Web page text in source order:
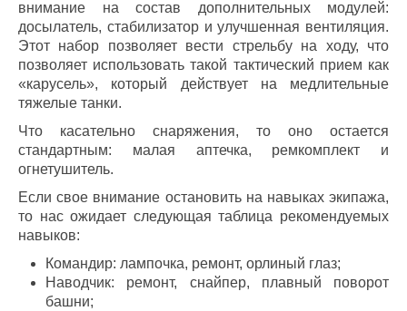
внимание на состав дополнительных модулей:
досылатель, стабилизатор и улучшенная вентиляция.
Этот набор позволяет вести стрельбу на ходу, что
позволяет использовать такой тактический прием как
«карусель», который действует на медлительные
тяжелые танки.
Что касательно снаряжения, то оно остается
стандартным: малая аптечка, ремкомплект и
огнетушитель.
Если свое внимание остановить на навыках экипажа,
то нас ожидает следующая таблица рекомендуемых
навыков:
Командир: лампочка, ремонт, орлиный глаз;
Наводчик: ремонт, снайпер, плавный поворот
башни;